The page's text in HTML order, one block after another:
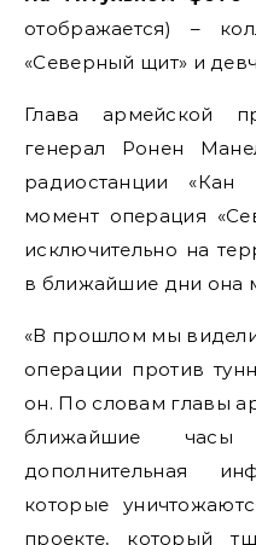
отображается) –
«Северный щит» и
Глава армейской
генерал Ронен
радиостанции
момент операция
исключительно на
в ближайшие дни она
«В прошлом мы
операции против
он. По словам главы
ближайшие часы
дополнительная
которые
проекте, который